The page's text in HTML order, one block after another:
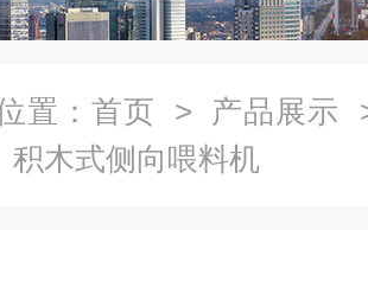
置： 首页 > 产品展示
积木式侧向喂料机